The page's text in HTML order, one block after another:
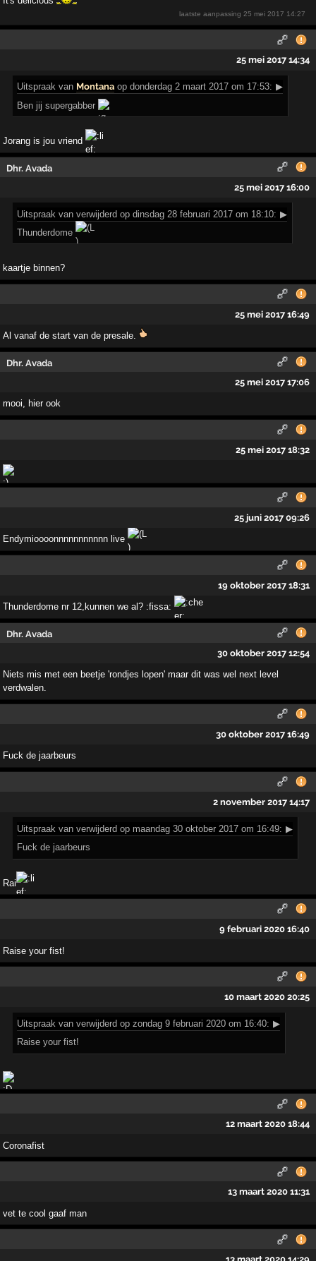
laatste aanpassing25 mei 2017 14:27
25 mei 2017 14:34
Uitspraak van Montana op donderdag 2 maart 2017 om 17:53: ▶
Ben jij supergabber
Jorang is jou vriend
Dhr. Avada
25 mei 2017 16:00
Uitspraak van verwijderd op dinsdag 28 februari 2017 om 18:10: ▶
Thunderdome
kaartje binnen?
25 mei 2017 16:49
Al vanaf de start van de presale.
Dhr. Avada
25 mei 2017 17:06
mooi, hier ook
25 mei 2017 18:32
25 juni 2017 09:26
Endymioooonnnnnnnnnnn live
19 oktober 2017 18:31
Thunderdome nr 12,kunnen we al? :fissa:
Dhr. Avada
30 oktober 2017 12:54
Niets mis met een beetje 'rondjes lopen' maar dit was wel next level
verdwalen.
30 oktober 2017 16:49
Fuck de jaarbeurs
2 november 2017 14:17
Uitspraak van verwijderd op maandag 30 oktober 2017 om 16:49: ▶
Fuck de jaarbeurs
Rai
9 februari 2020 16:40
Raise your fist!
10 maart 2020 20:25
Uitspraak van verwijderd op zondag 9 februari 2020 om 16:40: ▶
Raise your fist!
12 maart 2020 18:44
Coronafist
13 maart 2020 11:31
vet te cool gaaf man